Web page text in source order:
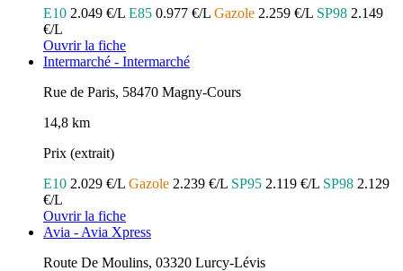
E10 2.049 €/L E85 0.977 €/L Gazole 2.259 €/L SP98 2.149
€/L
Ouvrir la fiche
Intermarché - Intermarché
Rue de Paris, 58470 Magny-Cours
14,8 km
Prix (extrait)
E10 2.029 €/L Gazole 2.239 €/L SP95 2.119 €/L SP98 2.129
€/L
Ouvrir la fiche
Avia - Avia Xpress
Route De Moulins, 03320 Lurcy-Lévis